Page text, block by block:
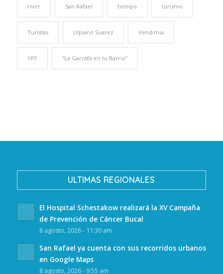
river San Rafael tiempo turismo
Turistas Ulpiano Suarez Vendimia
YPF “La Garrafa en tu Barrio”
ULTIMAS REGIONALES
El Hospital Schestakow realizará la XV Campaña
de Prevención de Cáncer Bucal
8 agosto, 2026 - 11:30 am
San Rafael ya cuenta con sus recorridos urbanos
en Google Maps
8 agosto, 2026 - 9:55 am